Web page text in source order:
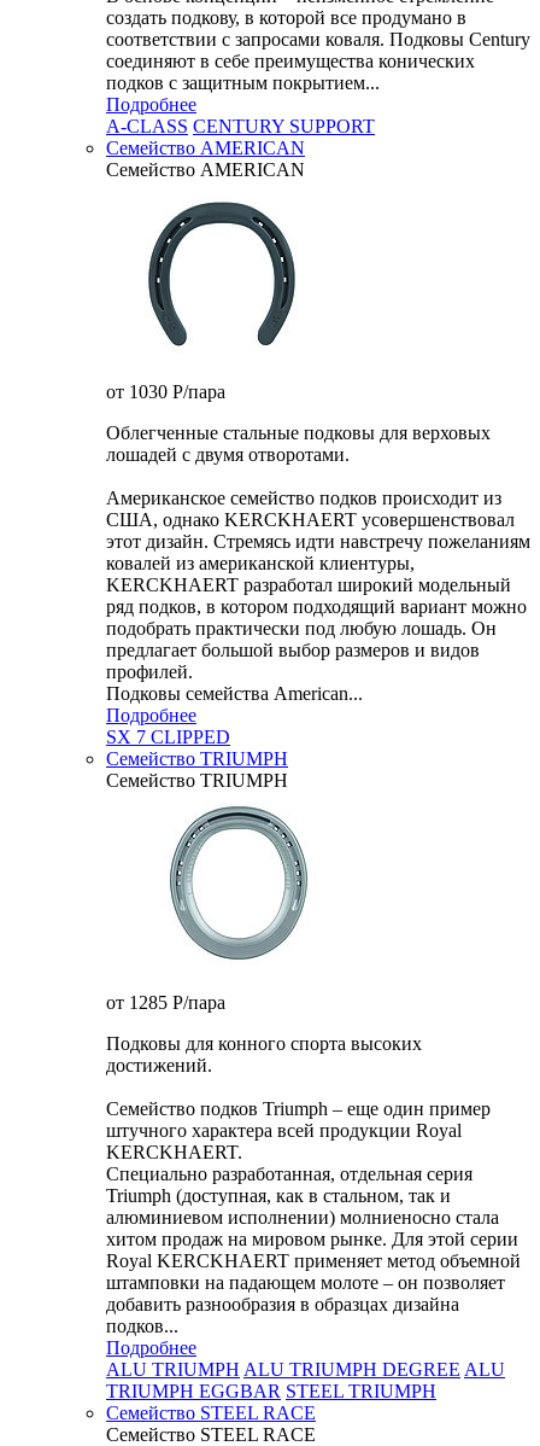
создать подкову, в которой все продумано в
соответствии с запросами коваля. Подковы Century
cоединяют в себе преимущества конических
подков с защитным покрытием...
Подробнее
A-CLASS CENTURY SUPPORT
Семейство AMERICAN
Семейство AMERICAN
от 1030 P/пара
Облегченные стальные подковы для верховых
лошадей с двумя отворотами.
Американское семейство подков происходит из
США, однако KERCKHAERT усовершенствовал
этот дизайн. Стремясь идти навстречу пожеланиям
ковалей из американской клиентуры,
KERCKHAERT разработал широкий модельный
ряд подков, в котором подходящий вариант можно
подобрать практически под любую лошадь. Он
предлагает большой выбор размеров и видов
профилей.
Подковы семейства American...
Подробнее
SX 7 CLIPPED
Семейство TRIUMPH
Семейство TRIUMPH
от 1285 P/пара
Подковы для конного спорта высоких
достижений.
Семейство подков Triumph – еще один пример
штучного характера всей продукции Royal
KERCKHAERT.
Специально разработанная, отдельная серия
Triumph (доступная, как в стальном, так и
алюминиевом исполнении) молниеносно стала
хитом продаж на мировом рынке. Для этой серии
Royal KERCKHAERT применяет метод объемной
штамповки на падающем молоте – он позволяет
добавить разнообразия в образцах дизайна
подков...
Подробнее
ALU TRIUMPH ALU TRIUMPH DEGREE ALU
TRIUMPH EGGBAR STEEL TRIUMPH
Семейство STEEL RACE
Семейство STEEL RACE